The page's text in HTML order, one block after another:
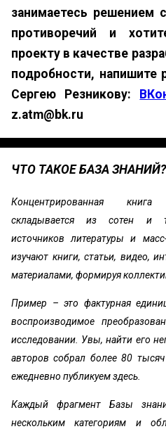
занимаетесь решением
противоречий и
проекту в качестве
подробности, напишите
Сергею Резникову:
z.atm@bk.ru
ЧТО ТАКОЕ БАЗА ЗНАНИЙ?
Концентрированная книга
складывается из сотен и
источников литературы и
изучают книги, статьи, видео,
материалами, формируя
Пример – это фактурная
воспроизводимое
исследовании. Увы, найти его
авторов собрал более 80
ежедневно публикуем здесь.
Каждый фрагмент Базы
нескольким категориям и